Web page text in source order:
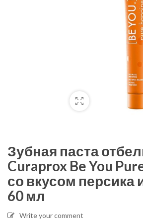
Зубная паста
Curaprox Be You
со вкусом персика
60 мл
Write your comment